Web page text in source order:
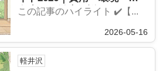
在先まで徹底解説
この記事のハイライト ✔️【...
2026-05-16
軽井沢